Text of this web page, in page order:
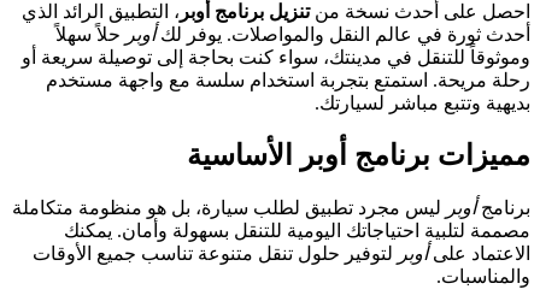
احصل على أحدث نسخة منتنزيل برنامج أوبر ، التطبيق الرائد الذي
أحدث ثورة في عالم النقل والمواصلات. يوفر لكأوبر حلاً سهلاً
وموثوقاً للتنقل في مدينتك، سواء كنت بحاجة إلى توصيلة سريعة أو
رحلة مريحة. استمتع بتجربة استخدام سلسة مع واجهة مستخدم
بديهية وتتبع مباشر لسيارتك.
مميزات برنامج أوبر الأساسية
برنامجأوبر ليس مجرد تطبيق لطلب سيارة، بل هو منظومة متكاملة
مصممة لتلبية احتياجاتك اليومية للتنقل بسهولة وأمان. يمكنك
الاعتماد علىأوبر لتوفير حلول تنقل متنوعة تناسب جميع الأوقات
والمناسبات.